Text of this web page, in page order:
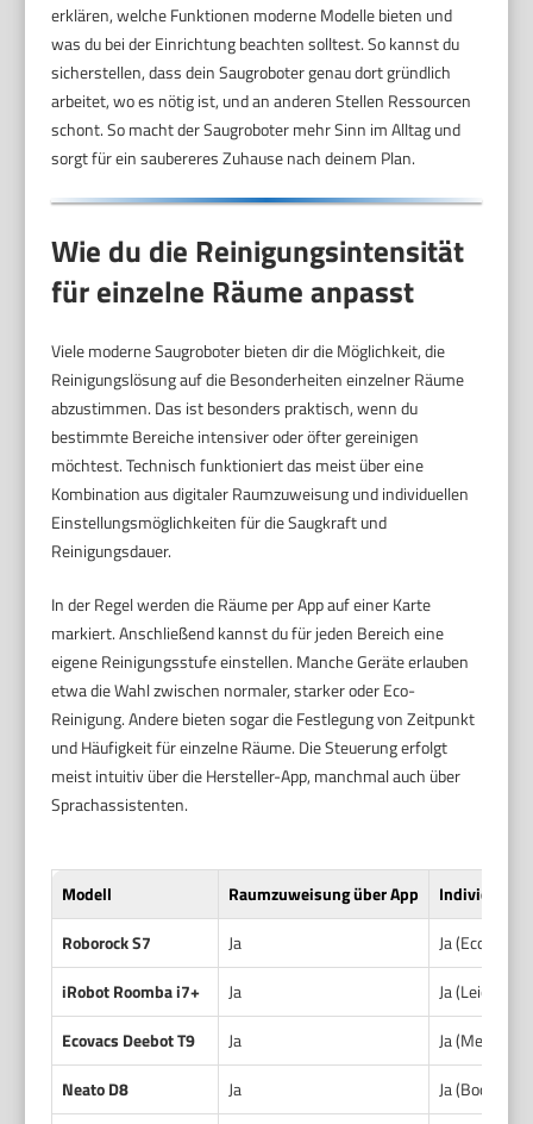
erklären, welche Funktionen moderne Modelle bieten und
was du bei der Einrichtung beachten solltest. So kannst du
sicherstellen, dass dein Saugroboter genau dort gründlich
arbeitet, wo es nötig ist, und an anderen Stellen Ressourcen
schont. So macht der Saugroboter mehr Sinn im Alltag und
sorgt für ein saubereres Zuhause nach deinem Plan.
Wie du die Reinigungsintensität
für einzelne Räume anpasst
Viele moderne Saugroboter bieten dir die Möglichkeit, die
Reinigungslösung auf die Besonderheiten einzelner Räume
abzustimmen. Das ist besonders praktisch, wenn du
bestimmte Bereiche intensiver oder öfter gereinigen
möchtest. Technisch funktioniert das meist über eine
Kombination aus digitaler Raumzuweisung und individuellen
Einstellungsmöglichkeiten für die Saugkraft und
Reinigungsdauer.
In der Regel werden die Räume per App auf einer Karte
markiert. Anschließend kannst du für jeden Bereich eine
eigene Reinigungsstufe einstellen. Manche Geräte erlauben
etwa die Wahl zwischen normaler, starker oder Eco-
Reinigung. Andere bieten sogar die Festlegung von Zeitpunkt
und Häufigkeit für einzelne Räume. Die Steuerung erfolgt
meist intuitiv über die Hersteller-App, manchmal auch über
Sprachassistenten.
Modell Raumzuweisung über App
Individuelle
Roborock S7
Ja
Ja (Eco,
iRobot Roomba i7+
Ja
Ja (Leicht,
Ecovacs Deebot T9
Ja
Ja (Mehrere
Neato D8
Ja
Ja (Boost,